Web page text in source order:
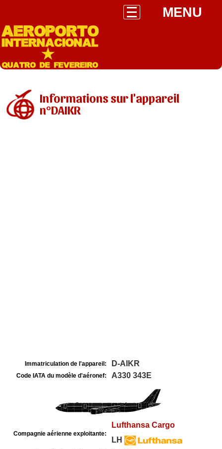
MENU
Informations sur l'appareil
n°DAIKR
Immatriculation de l'appareil: D-AIKR
Code IATA du modèle d'aéronef: A330 343E
Compagnie aérienne exploitante:
Lufthansa Cargo
LH